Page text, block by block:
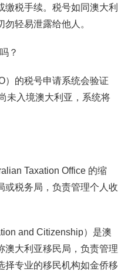
缴税手续。税号如同澳大利
轻易泄露给他人。
？
）的税号申请系统会验证
未入境澳大利亚，系统将
Taxation Office 的缩
或税务局，负责管理个人收
and Citizenship）是澳
澳大利亚移民局，负责管理
择专业的移民机构如金侨移